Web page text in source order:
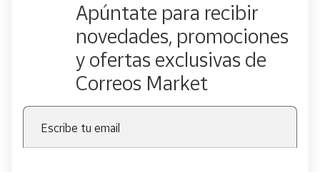
Apúntate para recibir
novedades, promociones
y ofertas exclusivas de
Correos Market
Escribe tu email